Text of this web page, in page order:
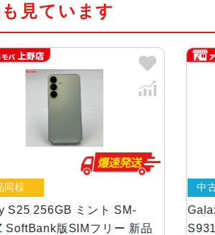
液晶
サイズ 約
約162g
ROM：
カラー
アイシーブル
シルバー シ
ネイビー
見ています
S25 256GB ミント SM-
SoftBank版SIMフリー 新品
同様 中